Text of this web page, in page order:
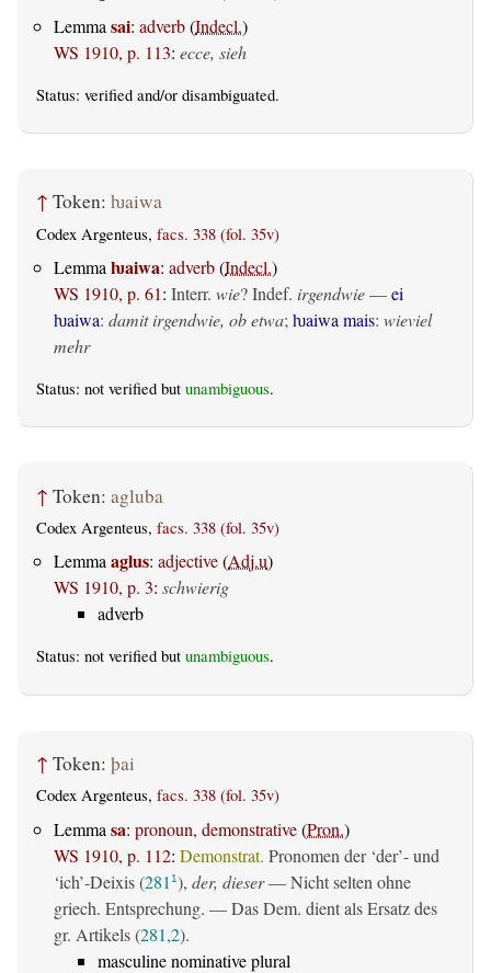
Lemma sai: adverb(Indecl.)
WS 1910, p. 113: ecce, sieh
Status: verified and/or disambiguated.
↑ Token: ƕaiwa
Codex Argenteus, facs. 338 (fol. 35v)
Lemma ƕaiwa: adverb(Indecl.)
WS 1910, p. 61: Interr. wie? Indef. irgendwie—ei
ƕaiwa: damit irgendwie, ob etwa; ƕaiwa mais: wieviel
mehr
Status: not verified but unambiguous.
↑ Token: agluba
Codex Argenteus, facs. 338 (fol. 35v)
Lemmaaglus: adjective(Adj.u)
WS 1910, p. 3: schwierig
adverb
Status: not verified but unambiguous.
↑ Token: þai
Codex Argenteus, facs. 338 (fol. 35v)
Lemma sa: pronoun, demonstrative(Pron.)
WS 1910, p. 112: Demonstrat. Pronomen der ‘der’- und
‘ich’-Deixis (281 1), der, dieser— Nicht selten ohne
griech. Entsprechung. — Das Dem. dient als Ersatz des
gr. Artikels (281,2).
masculine nominative plural